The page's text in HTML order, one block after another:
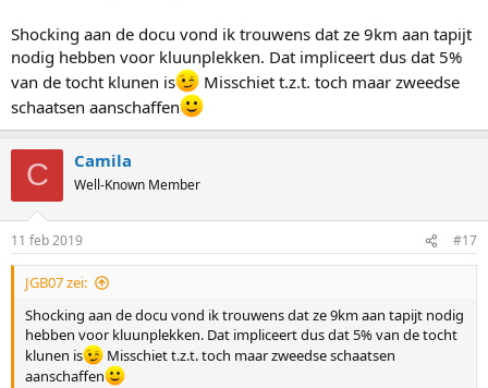
Shocking aan de docu vond ik trouwens dat ze 9km aan tapijt
nodig hebben voor kluunplekken. Dat impliceert dus dat 5%
van de tocht klunen is
Misschiet t.z.t. toch maar zweedse
schaatsen aanschaffen
C Camila
Well-Known Member
11 feb 2019 #17
JGB07 zei:
Shocking aan de docu vond ik trouwens dat ze 9km aan tapijt nodig
hebben voor kluunplekken. Dat impliceert dus dat 5% van de tocht
klunen is
Misschiet t.z.t. toch maar zweedse schaatsen
aanschaffen